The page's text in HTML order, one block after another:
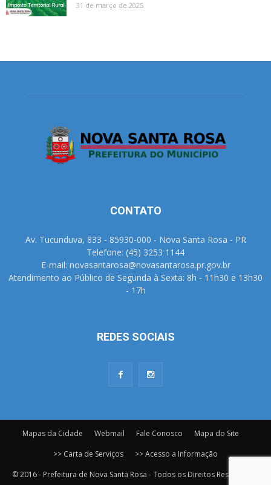
31 de março de 2025
CONTATO
Av. Tucunduva, 833 - 85930-000 - Nova Santa Rosa - PR
Telefone: (45) 3253 1144
E-mail: novasantarosa@novasantarosa.pr.gov.br
Atendimento ao Público de Segunda à Sexta: 8h - 11h30 e 13h30
- 17h
REDES SOCIAIS
Mapas da Cidade Webmail Fale Conosco
Mapa do Site
>> Carta de Serviços
>> Acesso a Informação
© 2016 - Prefeitura de Nova Santa Rosa - Todos os Direitos Reservados.